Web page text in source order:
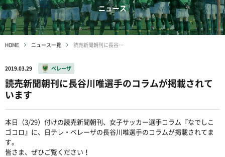
ニュース
HOME ニュース一覧 読売新聞朝刊に長谷川唯選手のコラムが掲載されています
2019.03.29 ベレーザ
読売新聞朝刊に長谷川唯選手のコラムが掲載されて
います
本日（3/29）付けの読売新聞朝刊、女子サッカー選手コラム『なでしこ
ゴコロ』に、日テレ・ベレーザの長谷川唯選手のコラムが掲載されてま
す。
皆さま、ぜひご覧ください！